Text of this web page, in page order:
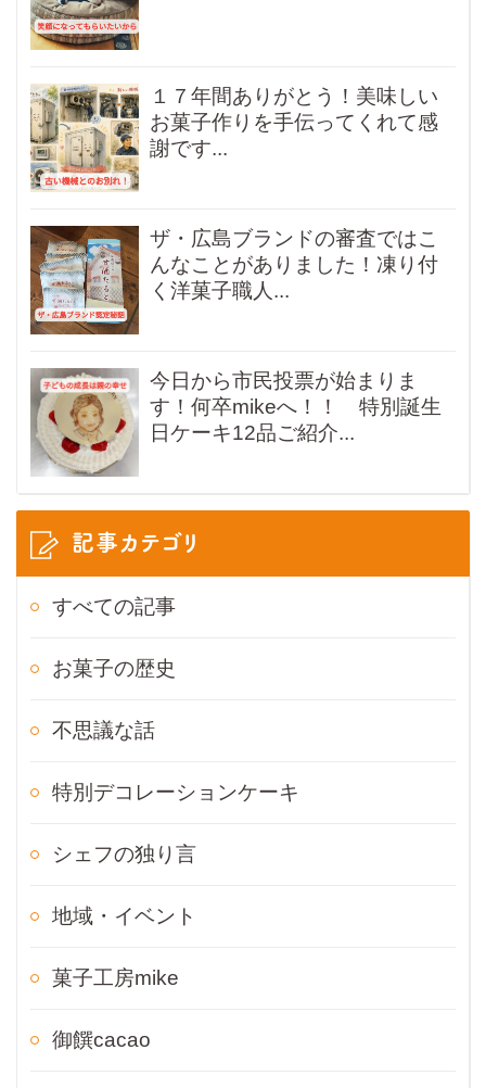
１７年間ありがとう！美味しい
お菓子作りを手伝ってくれて感
謝です...
ザ・広島ブランドの審査ではこ
んなことがありました！凍り付
く洋菓子職人...
今日から市民投票が始まりま
す！何卒mikeへ！！ 特別誕生
日ケーキ12品ご紹介...
記事カテゴリ
すべての記事
お菓子の歴史
不思議な話
特別デコレーションケーキ
シェフの独り言
地域・イベント
菓子工房mike
御饌cacao